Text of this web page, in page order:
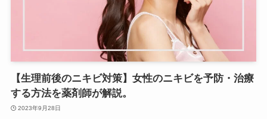
【生理前後のニキビ対策】女性のニキビを予防・治療
する方法を薬剤師が解説。
2023年9月28日